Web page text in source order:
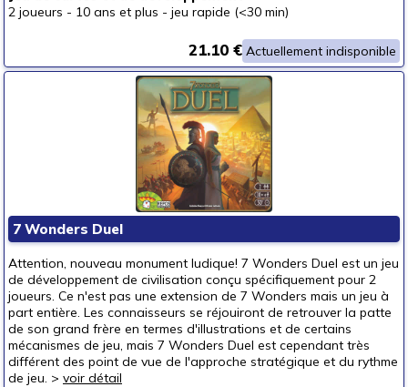
2 joueurs - 10 ans et plus - jeu rapide (<30 min)
Actuellement indisponible
21.10 €
7 Wonders Duel
Attention, nouveau monument ludique! 7 Wonders Duel est un jeu
de développement de civilisation conçu spécifiquement pour 2
joueurs. Ce n'est pas une extension de 7 Wonders mais un jeu à
part entière. Les connaisseurs se réjouiront de retrouver la patte
de son grand frère en termes d'illustrations et de certains
mécanismes de jeu, mais 7 Wonders Duel est cependant très
différent des point de vue de l'approche stratégique et du rythme
de jeu. > voir détail